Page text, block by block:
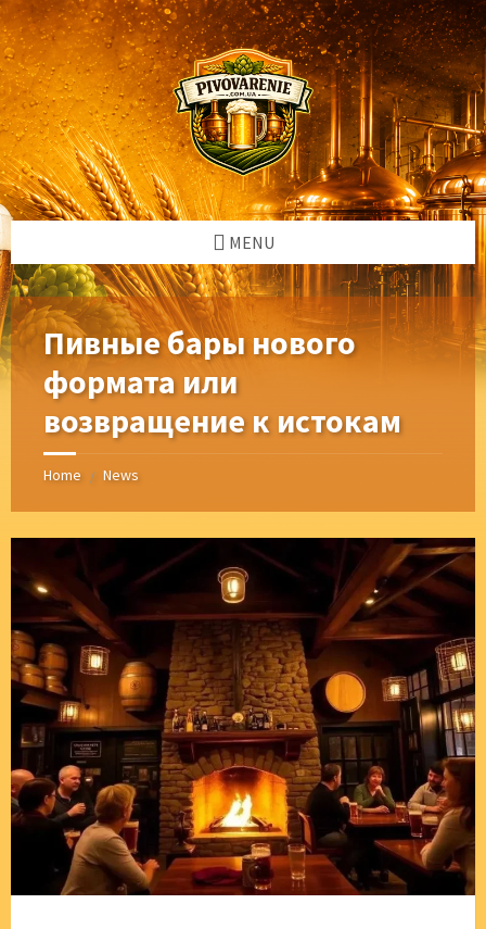
Skip
to
content
Skip
to
left
sidebar
Skip
to
right
sidebar
Skip
to
footer
MENU
Пивные бары нового
формата или
возвращение к истокам
Home / News